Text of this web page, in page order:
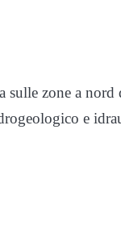
sulle zone a nord
e